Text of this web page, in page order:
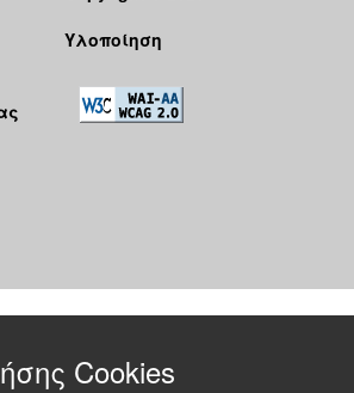
Υλοποίηση
Cookies